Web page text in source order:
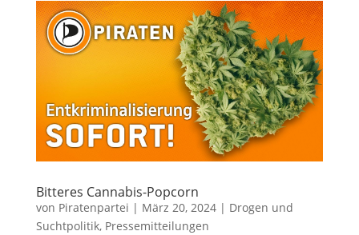
Bitteres Cannabis-Popcorn
von Piratenpartei | März 20, 2024| Drogen und
Suchtpolitik, Pressemitteilungen